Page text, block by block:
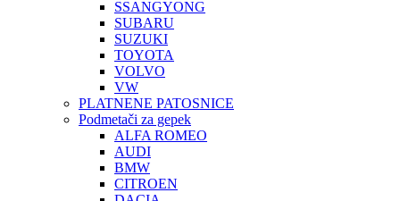
SSANGYONG
SUBARU
SUZUKI
TOYOTA
VOLVO
VW
PLATNENE PATOSNICE
Podmetači za gepek
ALFA ROMEO
AUDI
BMW
CITROEN